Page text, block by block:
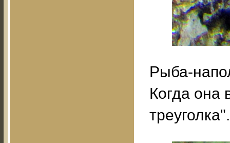
Рыба-
Когда она
треуголка".